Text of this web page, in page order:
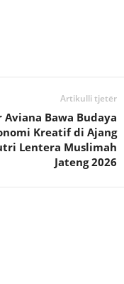
Artikulli tjetër
Aviana Bawa Budaya
Kreatif di Ajang
Lentera Muslimah
Jateng 2026